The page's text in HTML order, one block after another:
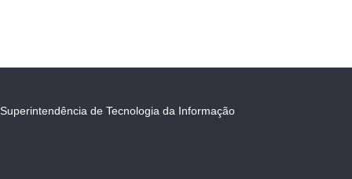
Superintendência de Tecnologia da Informação